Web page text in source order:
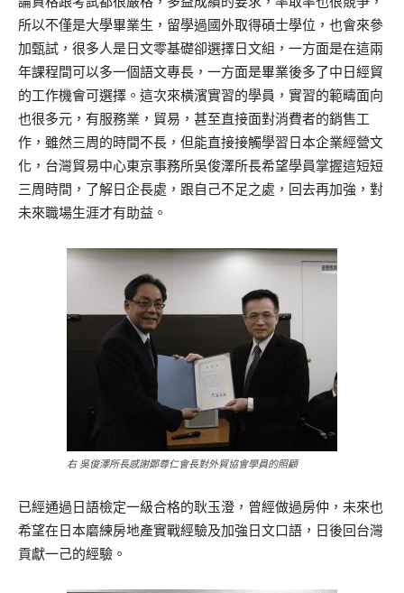
所以不僅是大學畢業生，留學過國外取得碩士學位，也會來參
加甄試，很多人是日文零基礎卻選擇日文組，一方面是在這兩
年課程間可以多一個語文專長，一方面是畢業後多了中日經貿
的工作機會可選擇。這次來橫濱實習的學員，實習的範疇面向
也很多元，有服務業，貿易，甚至直接面對消費者的銷售工
作，雖然三周的時間不長，但能直接接觸學習日本企業經營文
化，台灣貿易中心東京事務所吳俊澤所長希望學員掌握這短短
三周時間，了解日企長處，跟自己不足之處，回去再加強，對
未來職場生涯才有助益。
右 吳俊澤所長感謝鄭尊仁會長對外貿協會學員的照顧
已經通過日語檢定一級合格的耿玉澄，曾經做過房仲，未來也
希望在日本磨練房地產實戰經驗及加強日文口語，日後回台灣
貢獻一己的經驗。